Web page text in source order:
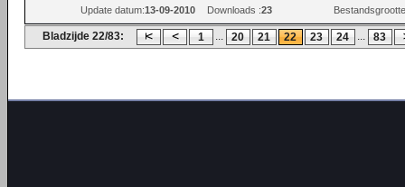
Update datum:13-09-2010 Downloads :23
Bladzijde 22/83: 1 ... 20 21 22 23 24 ... 83